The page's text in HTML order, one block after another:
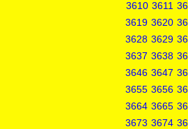
3610 3611
3619 3620
3628 3629
3637 3638
3646 3647
3655 3656
3664 3665
3673 3674